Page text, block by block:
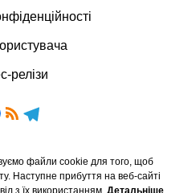
релізи
файли cookie для того, щоб
Наступне прибуття на веб-сайті
з їх використанням. Детальніше